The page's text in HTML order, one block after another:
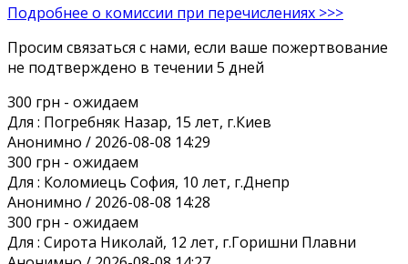
Подробнее о комиссии при перечислениях >>>
Просим связаться с нами, если ваше пожертвование
не подтверждено в течении 5 дней
300 грн - ожидаем
Для : Погребняк Назар, 15 лет, г.Киев
Анонимно / 2026-08-08 14:29
300 грн - ожидаем
Для : Коломиець София, 10 лет, г.Днепр
Анонимно / 2026-08-08 14:28
300 грн - ожидаем
Для : Сирота Николай, 12 лет, г.Горишни Плавни